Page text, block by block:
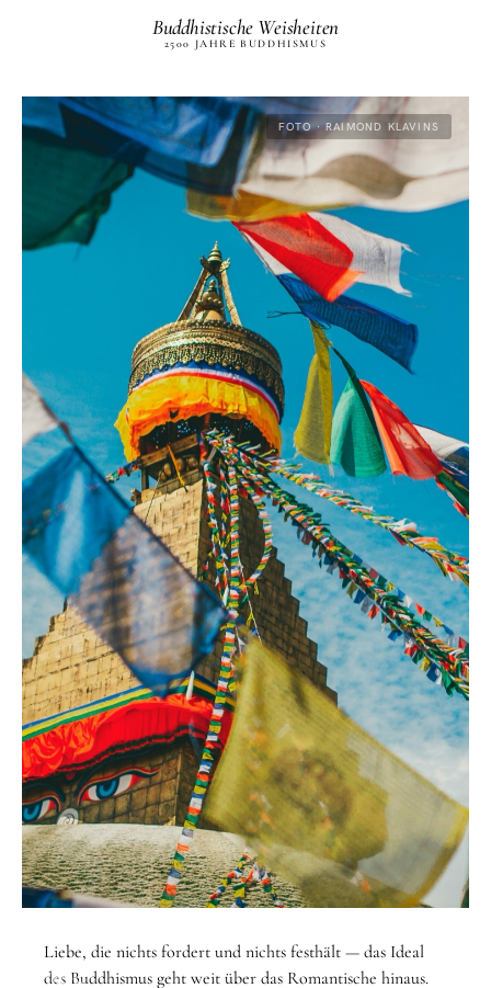
Buddhistische Weisheiten
2500 JAHRE BUDDHISMUS
Thema
FOTO · RAIMOND KLAVINS
Liebe, die nichts fordert und nichts festhält — das Ideal
des Buddhismus geht weit über das Romantische hinaus.